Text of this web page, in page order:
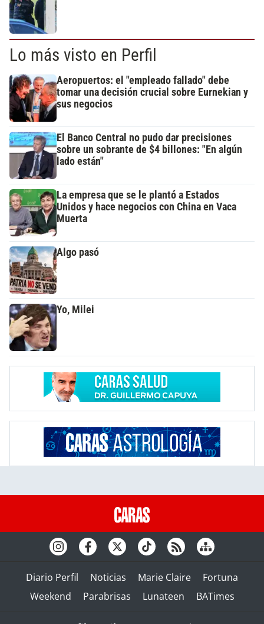
Lo más visto en Perfil
Aeropuertos: el "empleado fallado" debe
tomar una decisión crucial sobre Eurnekian y
sus negocios
El Banco Central no pudo dar precisiones
sobre un sobrante de $4 billones: "En algún
lado están"
La empresa que se le plantó a Estados
Unidos y hace negocios con China en Vaca
Muerta
Algo pasó
Yo, Milei
Diario Perfil Noticias Marie Claire
Fortuna
Weekend
Parabrisas Lunateen BATimes